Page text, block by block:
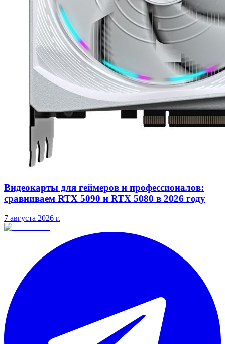
Видеокарты для геймеров и профессионалов:
сравниваем RTX 5090 и RTX 5080 в 2026 году
7 августа 2026 г.